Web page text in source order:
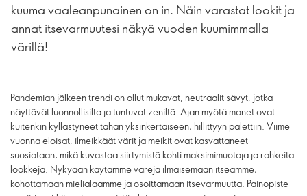
kuuma vaaleanpunainen on in. Näin varastat lookit ja
annat itsevarmuutesi näkyä vuoden kuumimmalla
värillä!
Pandemian jälkeen trendi on ollut mukavat, neutraalit sävyt, jotka
näyttävät luonnollisilta ja tuntuvat zeniltä. Ajan myötä monet ovat
kuitenkin kyllästyneet tähän yksinkertaiseen, hillittyyn palettiin. Viime
vuonna eloisat, ilmeikkäät värit ja meikit ovat kasvattaneet
suosiotaan, mikä kuvastaa siirtymistä kohti maksimimuotoja ja rohkeita
lookkeja. Nykyään käytämme värejä ilmaisemaan itseämme,
kohottamaan mielialaamme ja osoittamaan itsevarmuutta. Painopiste